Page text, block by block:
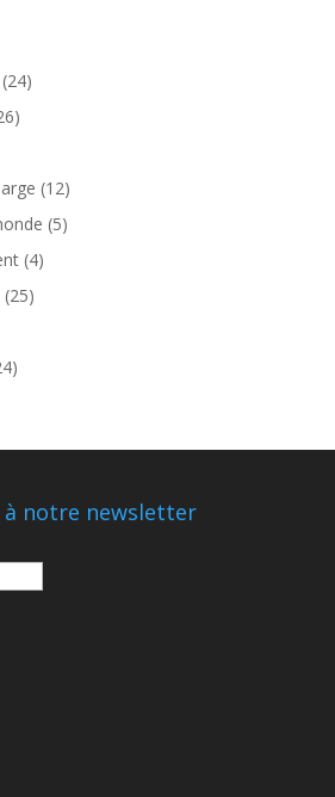
(24)
(12)
(5)
(4)
(25)
à notre newsletter